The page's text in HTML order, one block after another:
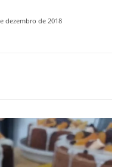
dezembro de 2018